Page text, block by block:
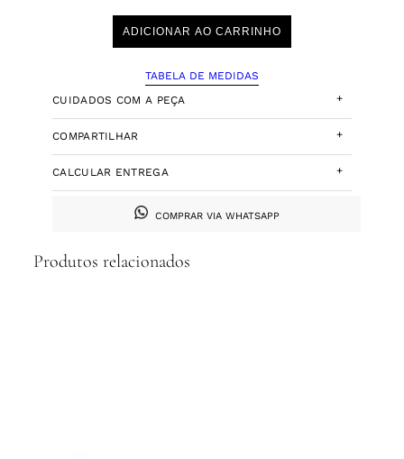
ADICIONAR AO CARRINHO
TABELA DE MEDIDAS
CUIDADOS COM A PEÇA
+
COMPARTILHAR +
CALCULAR ENTREGA +
COMPRAR VIA WHATSAPP
Produtos relacionados